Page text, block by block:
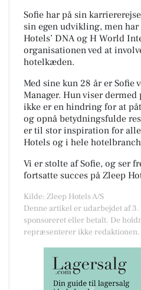
Sofie har på sin
sin egen udvikling, men
Hotels’ DNA og H World
organisationen ved at
hotelkæden.
Med sine kun 28 år er Sofie
Manager. Hun viser dermed
ikke er en hindring for at
og opnå betydningsfulde
er til stor inspiration for
Hotels og i hele
Vi er stolte af Sofie, og ser
fortsatte succes på Zleep
Kilde: Zleep Hotels A/S
Denne artikel er udarbejdet af
sponsoreret eller betalt. De
repræsenterer ikke redaktionen.